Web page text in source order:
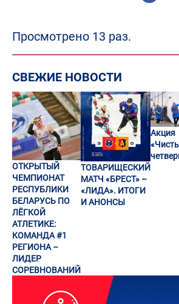
Просмотрено 13 раз.
СВЕЖИЕ НОВОСТИ
ОТКРЫТЫЙ
ЧЕМПИОНАТ
РЕСПУБЛИКИ
БЕЛАРУСЬ ПО
ЛЁГКОЙ
АТЛЕТИКЕ:
КОМАНДА #1
РЕГИОНА –
ЛИДЕР
СОРЕВНОВАНИЙ
ТОВАРИЩЕСКИЙ
МАТЧ «БРЕСТ» –
«ЛИДА». ИТОГИ
И АНОНСЫ
Акция